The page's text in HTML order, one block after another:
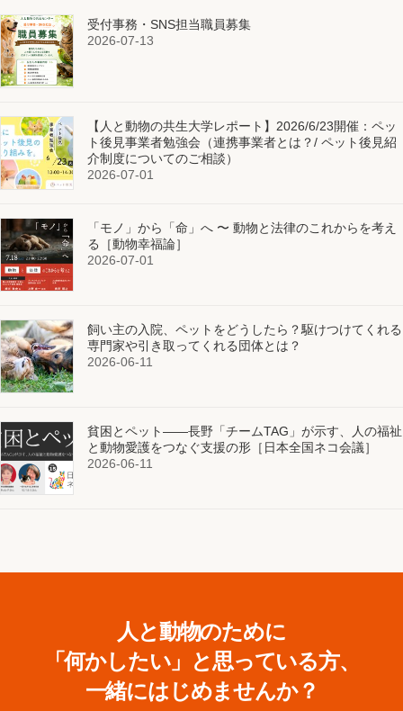
受付事務・SNS担当職員募集
2026-07-13
【人と動物の共生大学レポート】2026/6/23開催：ペッ
ト後見事業者勉強会（連携事業者とは？/ ペット後見紹
介制度についてのご相談）
2026-07-01
「モノ」から「命」へ 〜 動物と法律のこれからを考え
る［動物幸福論］
2026-07-01
飼い主の入院、ペットをどうしたら？駆けつけてくれる
専門家や引き取ってくれる団体とは？
2026-06-11
貧困とペット——長野「チームTAG」が示す、人の福祉
と動物愛護をつなぐ支援の形［日本全国ネコ会議］
2026-06-11
人と動物のために
「何かしたい」と思っている方、
一緒にはじめませんか？